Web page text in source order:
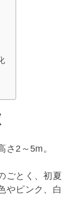
さ2～5m。
ごとく、初夏
やピンク、白